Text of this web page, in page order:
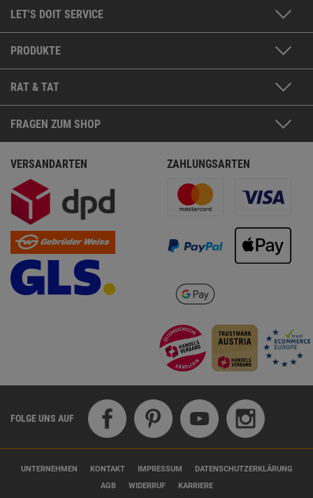
LET'S DOIT SERVICE
PRODUKTE
RAT & TAT
FRAGEN ZUM SHOP
VERSANDARTEN ZAHLUNGSARTEN
FOLGE UNS AUF
UNTERNEHMEN KONTAKT IMPRESSUM
DATENSCHUTZERKLÄRUNG
AGB
WIDERRUF KARRIERE